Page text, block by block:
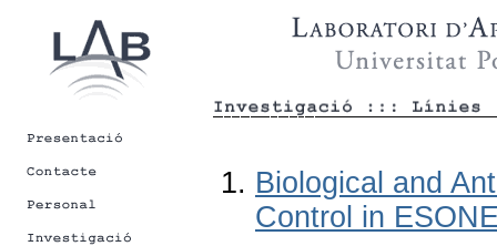
Biological and
Control in